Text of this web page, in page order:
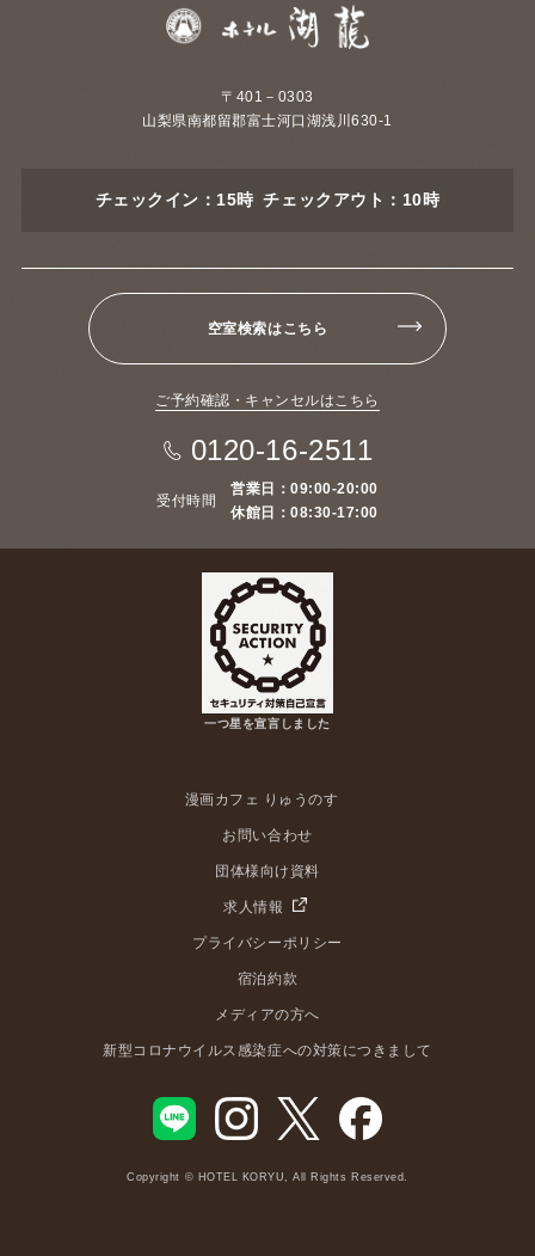
〒401－0303
山梨県南都留郡富士河口湖浅川630-1
チェックイン：15時 チェックアウト：10時
空室検索はこちら
ご予約確認・キャンセルはこちら
0120-16-2511
受付時間
営業日：09:00-20:00
休館日：08:30-17:00
一つ星を宣言しました
漫画カフェ りゅうのす
お問い合わせ
団体様向け資料
求人情報
プライバシーポリシー
宿泊約款
メディアの方へ
新型コロナウイルス感染症への対策につきまして
Copyright © HOTEL KORYU, All Rights Reserved.